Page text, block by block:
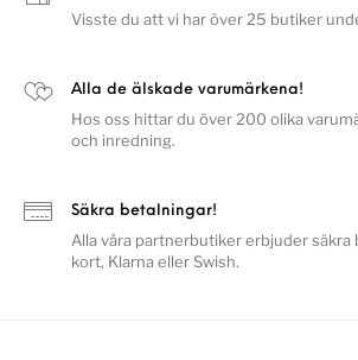
Visste du att vi har över 25 butiker
Alla de älskade varumärkena!
Hos oss hittar du över 200 olika
och inredning.
Säkra betalningar!
Alla våra partnerbutiker erbjuder säkra
kort, Klarna eller Swish.